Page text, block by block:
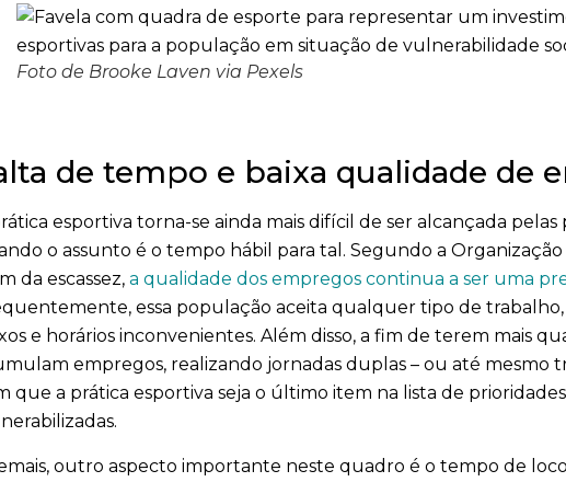
Foto de Brooke Laven via Pexels
de tempo e baixa qualidade de
esportiva torna-se ainda mais difícil de ser alcançada
o assunto é o tempo hábil para tal. Segundo a
da escassez, a qualidade dos empregos continua a ser uma
essa população aceita qualquer tipo de trabalho,
e horários inconvenientes. Além disso, a fim de terem mais
empregos, realizando jornadas duplas – ou até mesmo
que a prática esportiva seja o último item na lista de
outro aspecto importante neste quadro é o tempo de